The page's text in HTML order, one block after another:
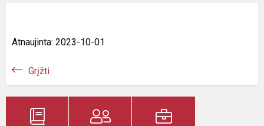
Atnaujinta: 2023-10-01
Grįžti